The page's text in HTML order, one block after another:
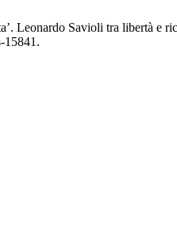
Leonardo Savioli tra libertà e
15841.